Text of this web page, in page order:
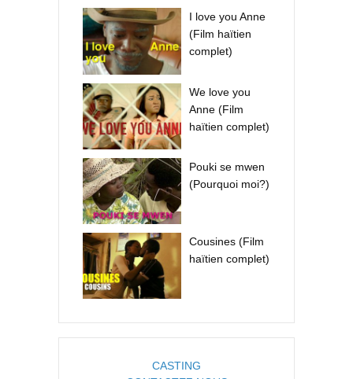
I love you Anne
(Film haïtien
complet)
We love you
Anne (Film
haïtien complet)
Pouki se mwen
(Pourquoi moi?)
Cousines (Film
haïtien complet)
CASTING